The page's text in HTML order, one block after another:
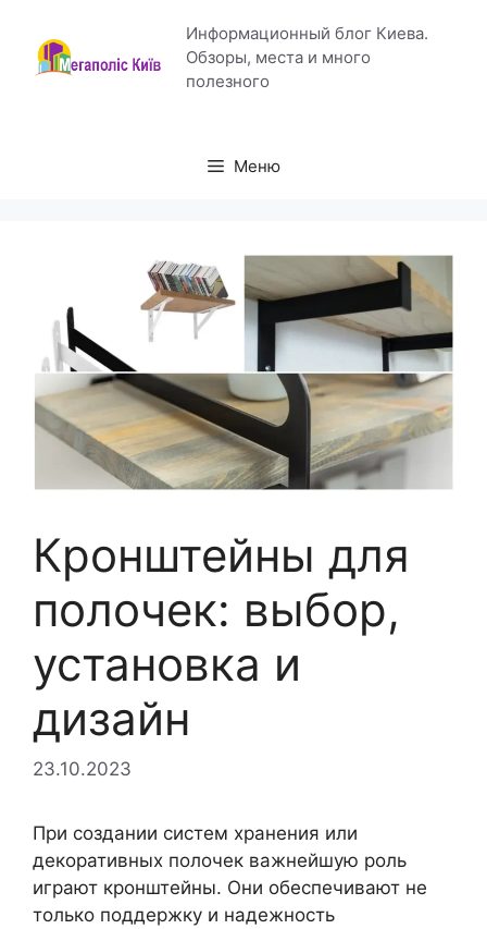
содержимому
Информационный блог Киева.
Обзоры, места и много
полезного
Меню
Кронштейны для
полочек: выбор,
установка и
дизайн
23.10.2023
При создании систем хранения или
декоративных полочек важнейшую роль
играют кронштейны. Они обеспечивают не
только поддержку и надежность